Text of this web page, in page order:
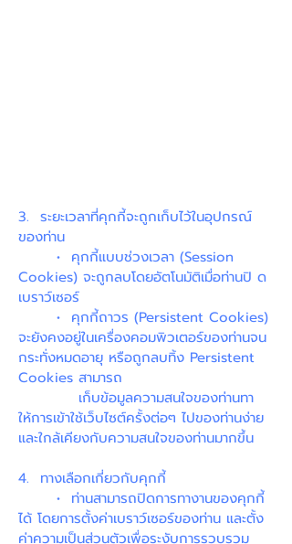
3. ระยะเวลาที่คุกกี้จะถูกเก็บไว้ในอุปกรณ์
ของท่าน
• คุกกี้แบบช่วงเวลา (Session
Cookies) จะถูกลบโดยอัตโนมัติเมื่อท่านปิ ด
เบราว์เซอร์
• คุกกี้ถาวร (Persistent Cookies)
จะยังคงอยู่ในเครื่องคอมพิวเตอร์ของท่านจน
กระทั่งหมดอายุ หรือถูกลบทิ้ง Persistent
Cookies สามารถ
เก็บข้อมูลความสนใจของท่านทา
ให้การเข้าใช้เว็บไซต์ครั้งต่อๆ ไปของท่านง่าย
และใกล้เคียงกับความสนใจของท่านมากขึ้น
4. ทางเลือกเกี่ยวกับคุกกี้
• ท่านสามารถปิดการทางานของคุกกี้
ได้ โดยการตั้งค่าเบราว์เซอร์ของท่าน และตั้ง
ค่าความเป็นส่วนตัวเพื่อระงับการรวบรวม